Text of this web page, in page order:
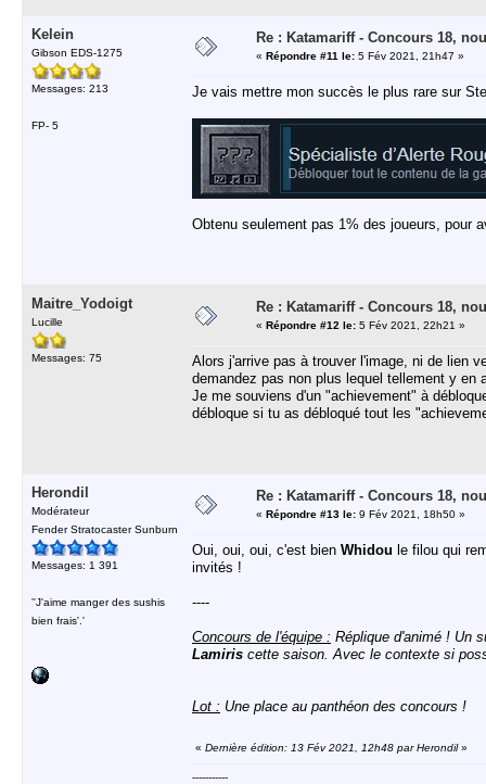
Kelein
Gibson EDS-1275
Messages: 213
FP- 5
Re : Katamariff - Concours 18,
« Répondre #11 le: 5 Fév 2021, 21h47 »
Je vais mettre mon succès le plus rare sur
Obtenu seulement pas 1% des joueurs, pour
Maitre_Yodoigt
Lucille
Messages: 75
Re : Katamariff - Concours 18,
« Répondre #12 le: 5 Fév 2021, 22h21 »
Alors j'arrive pas à trouver l'image, ni de lien
demandez pas non plus lequel tellement y en
Je me souviens d'un "achievement" à
débloque si tu as débloqué tout les
Herondil
Modérateur
Fender Stratocaster Sunburn
Messages: 1 391
''J'aime manger des sushis
bien frais'.'
Re : Katamariff - Concours 18,
« Répondre #13 le: 9 Fév 2021, 18h50 »
Oui, oui, oui, c'est bien Whidou le filou qui
invités !
----
Concours de l'équipe : Réplique d'animé ! Un
Lamiris cette saison. Avec le contexte si
Lot : Une place au panthéon des concours !
« Dernière édition: 13 Fév 2021, 12h48 par Herondil»
-----------